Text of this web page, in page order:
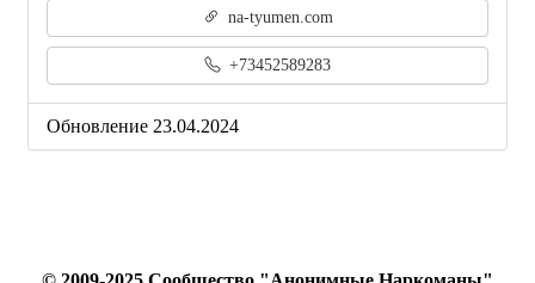
na-tyumen.com
+73452589283
Обновление 23.04.2024